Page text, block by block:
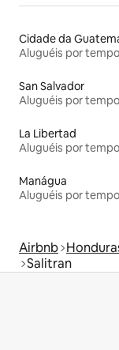
Cidade da
Aluguéis por
San Salvador
Aluguéis por
La Libertad
Aluguéis por
Manágua
Aluguéis por
Airbnb
Salitran